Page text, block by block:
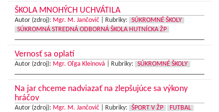
ŠKOLA MNOHÝCH UCHVÁTILA
Autor (zdroj): Mgr. M. Jančovič Rubriky:
SÚKROMNÉ ŠKOLY
SÚKROMNÁ STREDNÁ ODBORNÁ ŠKOLA HUTNÍCKA ŽP
Vernosť sa oplatí
Autor (zdroj): Mgr. Oľga Kleinová Rubriky: SÚKROMNÉ ŠKOLY
Na jar chceme nadviazať na zlepšujúce sa výkony
hráčov
Autor (zdroj): Mgr. M. Jančovič Rubriky: ŠPORT V ŽP FUTBAL